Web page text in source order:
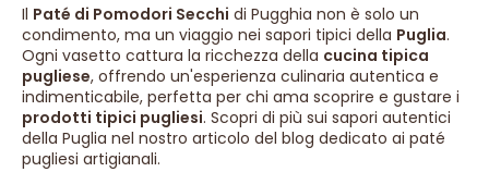
Il Paté di Pomodori Secchi di Pugghia non è solo un
condimento, ma un viaggio nei sapori tipici della Puglia.
Ogni vasetto cattura la ricchezza della cucina tipica
pugliese, offrendo un'esperienza culinaria autentica e
indimenticabile, perfetta per chi ama scoprire e gustare i
prodotti tipici pugliesi. Scopri di più sui sapori autentici
della Puglia nel nostro articolo del blog dedicato ai paté
pugliesi artigianali.